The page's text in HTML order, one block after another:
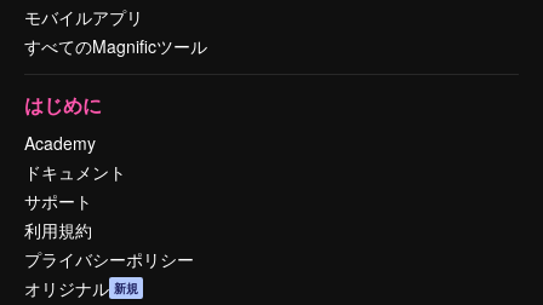
モバイルアプリ
すべてのMagnificツール
はじめに
Academy
ドキュメント
サポート
利用規約
プライバシーポリシー
オリジナル 新規